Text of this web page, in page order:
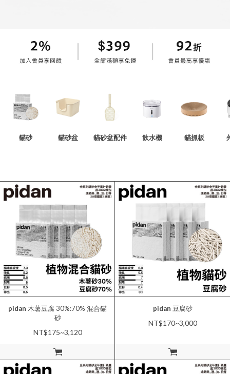
貓砂 貓砂盆 貓砂盆配件 飲水機 貓抓板
加入購物車
pidan 木薯豆腐 30%:70% 混合貓
砂
NT$175~3,120
加入購物車
pidan 豆腐砂
NT$170~3,000